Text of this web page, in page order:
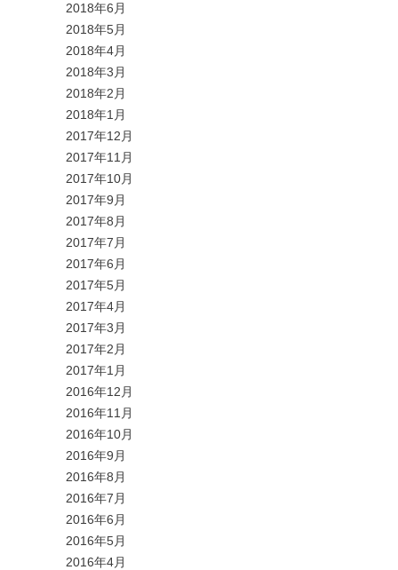
2018年6月
2018年5月
2018年4月
2018年3月
2018年2月
2018年1月
2017年12月
2017年11月
2017年10月
2017年9月
2017年8月
2017年7月
2017年6月
2017年5月
2017年4月
2017年3月
2017年2月
2017年1月
2016年12月
2016年11月
2016年10月
2016年9月
2016年8月
2016年7月
2016年6月
2016年5月
2016年4月